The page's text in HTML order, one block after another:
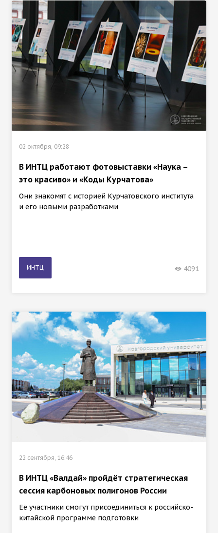
02 октября, 09:28
В ИНТЦ работают фотовыставки «Наука –
это красиво» и «Коды Курчатова»
Они знакомят с историей Курчатовского института
и его новыми разработками
ИНТЦ 4091
22 сентября, 16:46
В ИНТЦ «Валдай» пройдёт стратегическая
сессия карбоновых полигонов России
Её участники смогут присоединиться к российско-
китайской программе подготовки